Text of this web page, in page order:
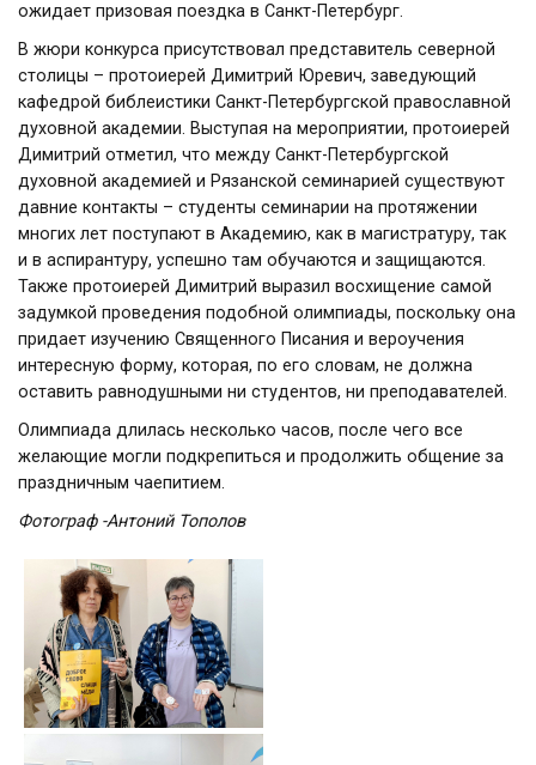
ожидает призовая поездка в Санкт-Петербург.
В жюри конкурса присутствовал представитель северной
столицы – протоиерей Димитрий Юревич, заведующий
кафедрой библеистики Санкт-Петербургской православной
духовной академии. Выступая на мероприятии, протоиерей
Димитрий отметил, что между Санкт-Петербургской
духовной академией и Рязанской семинарией существуют
давние контакты – студенты семинарии на протяжении
многих лет поступают в Академию, как в магистратуру, так
и в аспирантуру, успешно там обучаются и защищаются.
Также протоиерей Димитрий выразил восхищение самой
задумкой проведения подобной олимпиады, поскольку она
придает изучению Священного Писания и вероучения
интересную форму, которая, по его словам, не должна
оставить равнодушными ни студентов, ни преподавателей.
Олимпиада длилась несколько часов, после чего все
желающие могли подкрепиться и продолжить общение за
праздничным чаепитием.
Фотограф -Антоний Тополов